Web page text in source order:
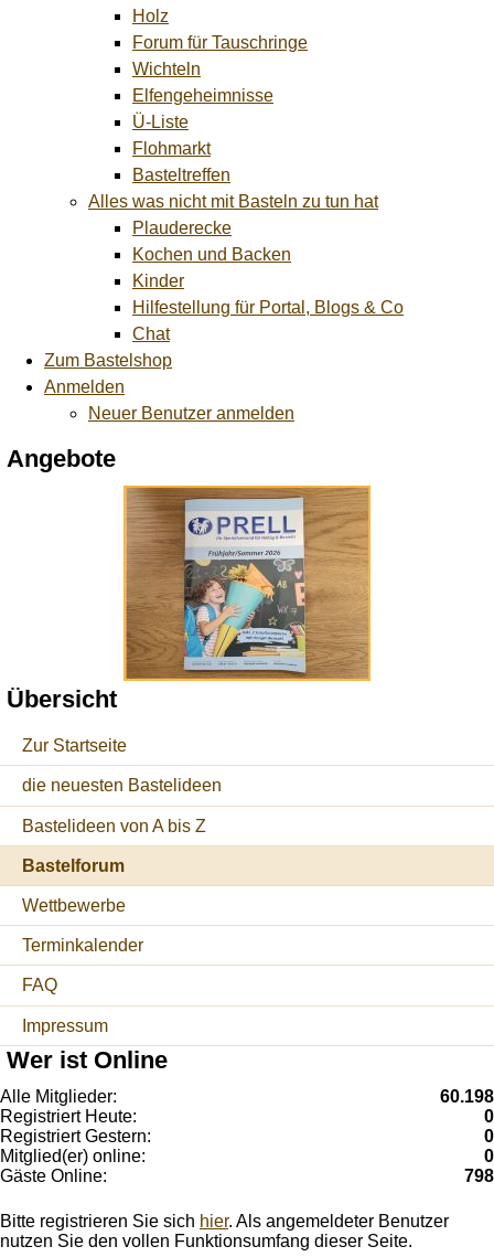
Holz
Forum für Tauschringe
Wichteln
Elfengeheimnisse
Ü-Liste
Flohmarkt
Basteltreffen
Alles was nicht mit Basteln zu tun hat
Plauderecke
Kochen und Backen
Kinder
Hilfestellung für Portal, Blogs & Co
Chat
Zum Bastelshop
Anmelden
Neuer Benutzer anmelden
Angebote
Übersicht
Zur Startseite
die neuesten Bastelideen
Bastelideen von A bis Z
Bastelforum
Wettbewerbe
Terminkalender
FAQ
Impressum
Wer ist Online
Alle Mitglieder:
60.198
Registriert Heute:
0
Registriert Gestern:
0
Mitglied(er) online:
0
Gäste Online:
798
Bitte registrieren Sie sich hier. Als angemeldeter Benutzer
nutzen Sie den vollen Funktionsumfang dieser Seite.